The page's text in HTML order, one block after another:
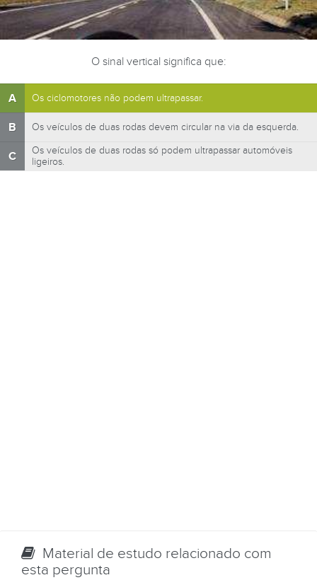
O sinal vertical significa que:
A Os ciclomotores não podem ultrapassar.
B Os veículos de duas rodas devem circular na via da esquerda.
C
Os veículos de duas rodas só podem ultrapassar automóveis
ligeiros.
Material de estudo relacionado com
esta pergunta